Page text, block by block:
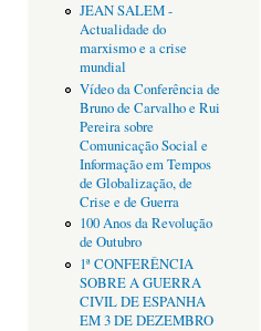
JEAN SALEM -
Actualidade do
marxismo e a crise
mundial
Vídeo da Conferência de
Bruno de Carvalho e Rui
Pereira sobre
Comunicação Social e
Informação em Tempos
de Globalização, de
Crise e de Guerra
100 Anos da Revolução
de Outubro
1ª CONFERÊNCIA
SOBRE A GUERRA
CIVIL DE ESPANHA
EM 3 DE DEZEMBRO